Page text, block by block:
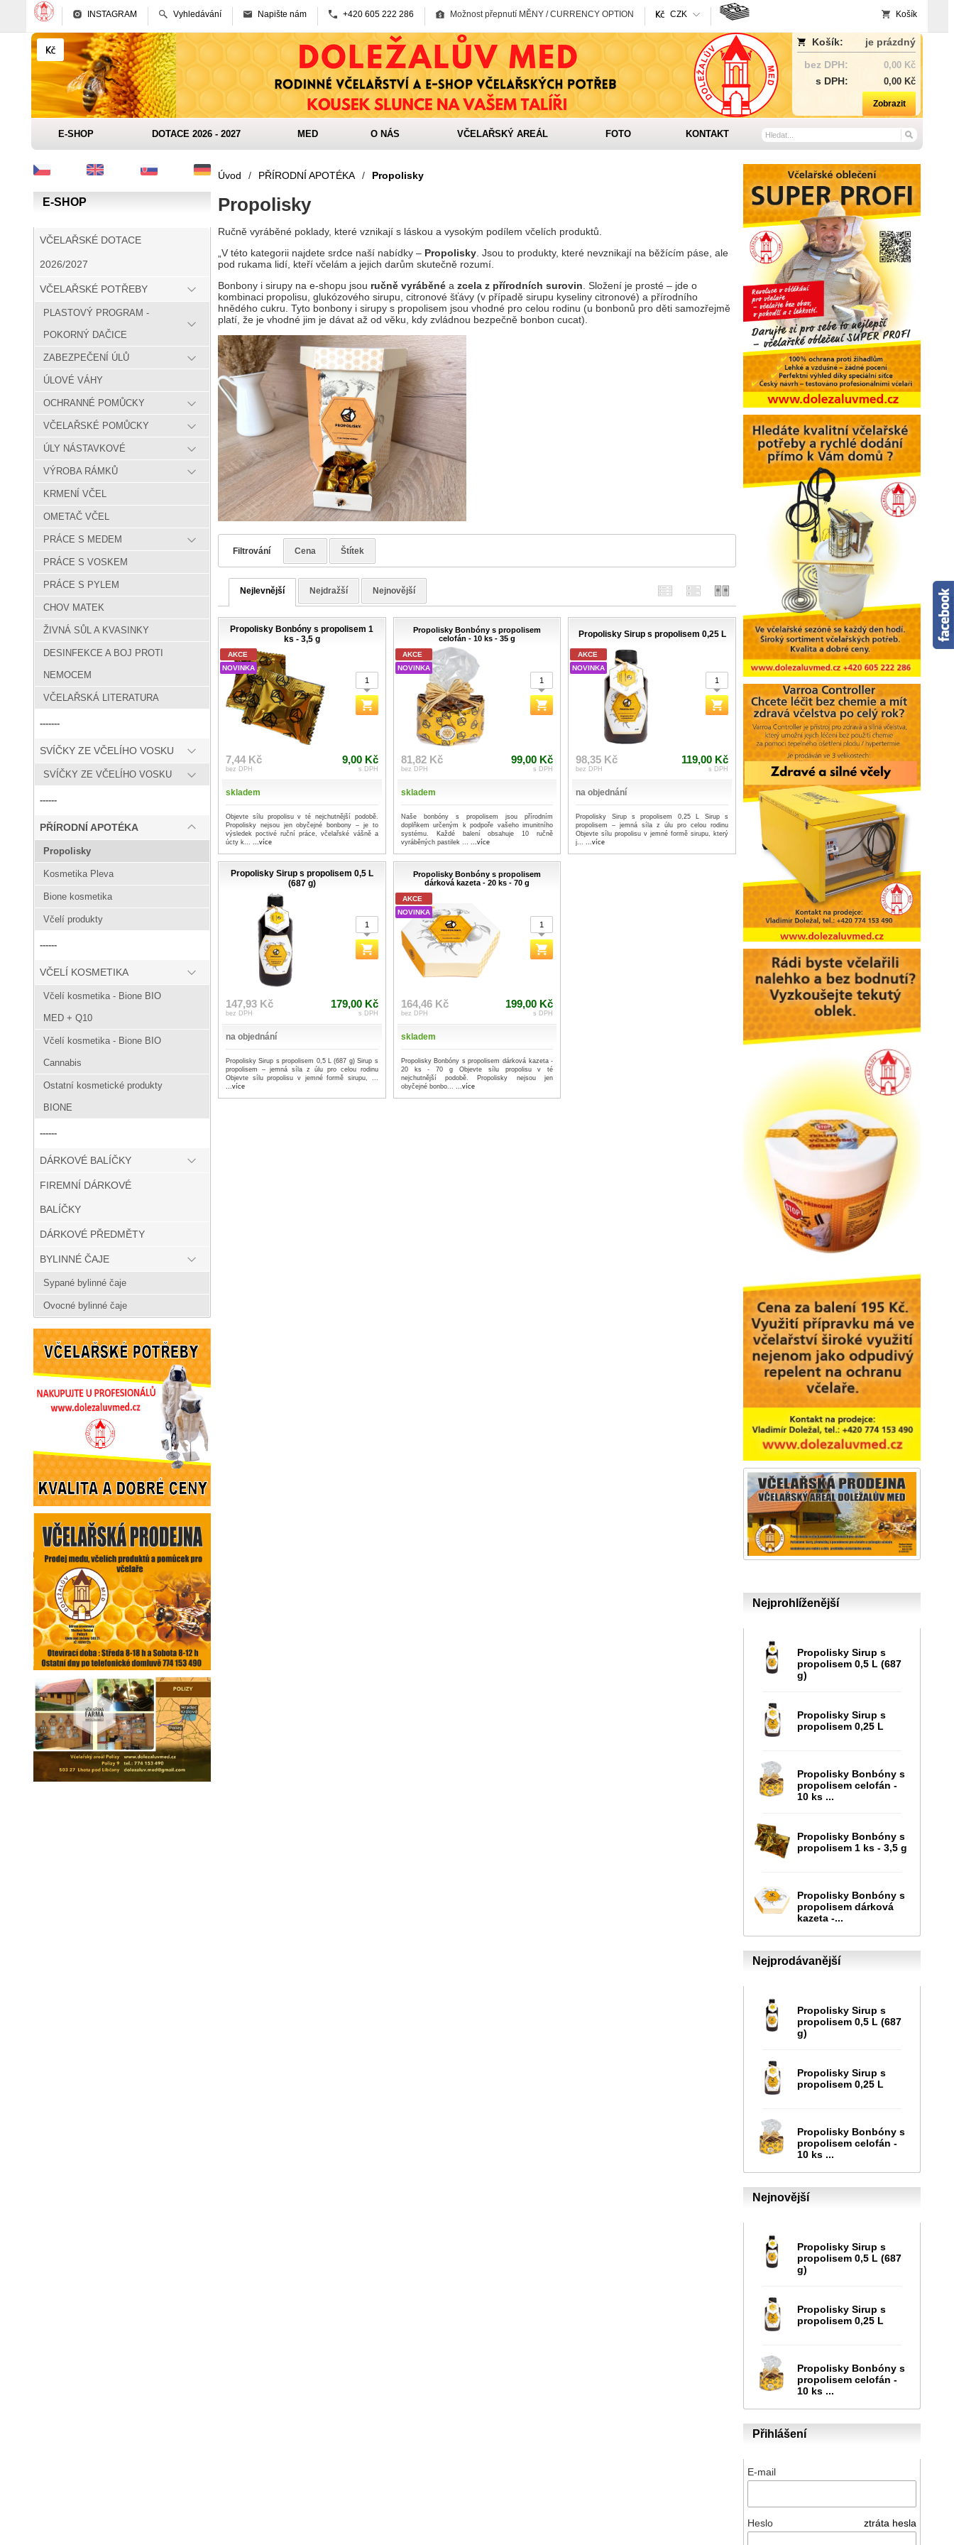
INSTAGRAM Vyhledávání Napište nám +420 605 222 286 Možnost přepnutí MĚNY / CURRENCY OPTION CZK Košík
Košík:
je prázdný
bez DPH:
0,00 Kč
s DPH: 0,00 Kč
Zobrazit
E-SHOP DOTACE 2026 - 2027 MED O NÁS VČELAŘSKÝ AREÁL FOTO KONTAKT
E-SHOP
VČELAŘSKÉ DOTACE
2026/2027
VČELAŘSKÉ POTŘEBY
PLASTOVÝ PROGRAM -
POKORNÝ DAČICE
ZABEZPEČENÍ ÚLŮ
ÚLOVÉ VÁHY
OCHRANNÉ POMŮCKY
VČELAŘSKÉ POMŮCKY
ÚLY NÁSTAVKOVÉ
VÝROBA RÁMKŮ
KRMENÍ VČEL
OMETAČ VČEL
PRÁCE S MEDEM
PRÁCE S VOSKEM
PRÁCE S PYLEM
CHOV MATEK
ŽIVNÁ SŮL A KVASINKY
DESINFEKCE A BOJ PROTI
NEMOCEM
VČELAŘSKÁ LITERATURA
-------
SVÍČKY ZE VČELÍHO VOSKU
SVÍČKY ZE VČELÍHO VOSKU
------
PŘÍRODNÍ APOTÉKA
Propolisky
Kosmetika Pleva
Bione kosmetika
Včelí produkty
------
VČELÍ KOSMETIKA
Včelí kosmetika - Bione BIO
MED + Q10
Včelí kosmetika - Bione BIO
Cannabis
Ostatní kosmetické produkty
BIONE
------
DÁRKOVÉ BALÍČKY
FIREMNÍ DÁRKOVÉ
BALÍČKY
DÁRKOVÉ PŘEDMĚTY
BYLINNÉ ČAJE
Sypané bylinné čaje
Ovocné bylinné čaje
Nejprohlíženější
Propolisky Sirup s
propolisem 0,5 L (687
g)
Propolisky Sirup s
propolisem 0,25 L
Propolisky Bonbóny s
propolisem celofán -
10 ks ...
Propolisky Bonbóny s
propolisem 1 ks - 3,5 g
Propolisky Bonbóny s
propolisem dárková
kazeta -...
Nejprodávanější
Propolisky Sirup s
propolisem 0,5 L (687
g)
Propolisky Sirup s
propolisem 0,25 L
Propolisky Bonbóny s
propolisem celofán -
10 ks ...
Nejnovější
Propolisky Sirup s
propolisem 0,5 L (687
g)
Propolisky Sirup s
propolisem 0,25 L
Propolisky Bonbóny s
propolisem celofán -
10 ks ...
Přihlášení
E-mail
Heslo ztráta hesla
Úvod / PŘÍRODNÍ APOTÉKA / Propolisky
Propolisky
Ručně vyráběné poklady, které vznikají s láskou a vysokým podílem včelích produktů.
„V této kategorii najdete srdce naší nabídky – Propolisky . Jsou to produkty, které nevznikají na běžícím páse, ale
pod rukama lidí, kteří včelám a jejich darům skutečně rozumí.
Bonbony i sirupy na e-shopu jsou ručně vyráběné a zcela z přírodních surovin . Složení je prosté – jde o
kombinaci propolisu, glukózového sirupu, citronové šťávy (v případě sirupu kyseliny citronové) a přírodního
hnědého cukru. Tyto bonbony i sirupy s propolisem jsou vhodné pro celou rodinu (u bonbonů pro děti samozřejmě
platí, že je vhodné jim je dávat až od věku, kdy zvládnou bezpečně bonbon cucat).
Filtrování Cena Štítek
Nejlevnější Nejdražší Nejnovější
Propolisky Bonbóny s propolisem 1
ks - 3,5 g
AKCE
NOVINKA
7,44 Kč
bez DPH
9,00 Kč
s DPH
skladem
Objevte sílu propolisu v té nejchutnější podobě.
Propolisky nejsou jen obyčejné bonbony – je to
výsledek poctivé ruční práce, včelařské vášně a
úcty k... ...více
Propolisky Bonbóny s propolisem
celofán - 10 ks - 35 g
AKCE
NOVINKA
81,82 Kč
bez DPH
99,00 Kč
s DPH
skladem
Naše bonbóny s propolisem jsou přírodním
doplňkem určeným k podpoře vašeho imunitního
systému. Každé balení obsahuje 10 ručně
vyráběných pastilek ... ...více
Propolisky Sirup s propolisem 0,25 L
AKCE
NOVINKA
98,35 Kč
bez DPH
119,00 Kč
s DPH
na objednání
Propolisky Sirup s propolisem 0,25 L Sirup s
propolisem – jemná síla z úlu pro celou rodinu
Objevte sílu propolisu v jemné formě sirupu, který
j......více
Propolisky Sirup s propolisem 0,5 L
(687 g)
147,93 Kč
bez DPH
179,00 Kč
s DPH
na objednání
Propolisky Sirup s propolisem 0,5 L (687 g) Sirup s
propolisem – jemná síla z úlu pro celou rodinu
Objevte sílu propolisu v jemné formě sirupu, ...
...více
Propolisky Bonbóny s propolisem
dárková kazeta - 20 ks - 70 g
AKCE
NOVINKA
164,46 Kč
bez DPH
199,00 Kč
s DPH
skladem
Propolisky Bonbóny s propolisem dárková kazeta -
20 ks - 70 g Objevte sílu propolisu v té
nejchutnější podobě. Propolisky nejsou jen
obyčejné bonbo... ...více